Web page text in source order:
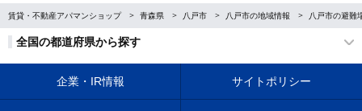
賃貸・不動産アパマンショップ 青森県 八戸市 八戸市の地域情報 八戸市の避難
全国の都道府県から探す
企業・IR情報 サイトポリシー